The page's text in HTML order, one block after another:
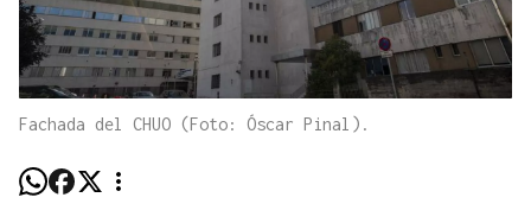
Fachada del CHUO (Foto: Óscar Pinal).